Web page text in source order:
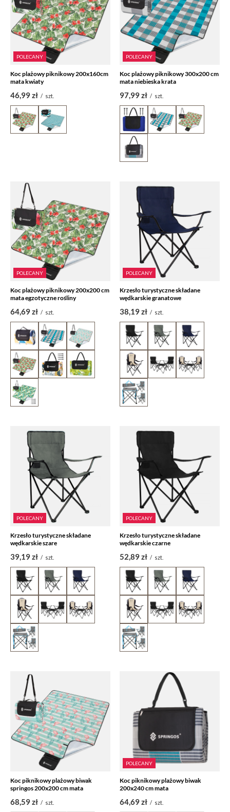
POLECANY
Koc plażowy piknikowy 200x160cm
mata kwiaty
46,99 zł / szt.
POLECANY
Koc plażowy piknikowy 300x200 cm
mata niebieska krata
97,99 zł / szt.
POLECANY
Koc plażowy piknikowy 200x200 cm
mata egzotyczne rośliny
64,69 zł / szt.
POLECANY
Krzesło turystyczne składane
wędkarskie granatowe
38,19 zł / szt.
POLECANY
Krzesło turystyczne składane
wędkarskie szare
39,19 zł / szt.
POLECANY
Krzesło turystyczne składane
wędkarskie czarne
52,89 zł / szt.
Koc piknikowy plażowy biwak
springos 200x200 cm mata
68,59 zł / szt.
POLECANY
Koc piknikowy plażowy biwak
200x240 cm mata
64,69 zł / szt.